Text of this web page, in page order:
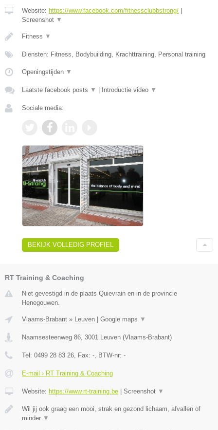
Website: https://www.facebook.com/fitnessclubbstrong/
Screenshot ▼
Fitness ▼
Diensten: Fitness, Bodybuilding, Krachttraining, Personal training
Openingstijden ▼
Laatste facebook posts ▼ Introductie video ▼
Sociale media:
BEKIJK VOLLEDIG PROFIEL
RT Training & Coaching
Niet gevestigd in de plaats Quievrain en in de provincie
Henegouwen.
Vlaams-Brabant » Leuven | Google maps ▼
Naamsesteenweg 86 3001 Leuven (Vlaams-Brabant)
Tel: 0499 28 83 26 , Fax: - , BTW-nr: -
E-mail › RT Training & Coaching
Website: https://www.rt-training.be | Screenshot ▼
Wil jij ook graag een mooi, strak en gezond lichaam, afvallen of
minder ▼